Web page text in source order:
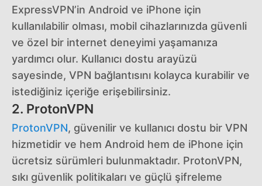
ExpressVPN’in Android ve iPhone için
kullanılabilir olması, mobil cihazlarınızda güvenli
ve özel bir internet deneyimi yaşamanıza
yardımcı olur. Kullanıcı dostu arayüzü
sayesinde, VPN bağlantısını kolayca kurabilir ve
istediğiniz içeriğe erişebilirsiniz.
2. ProtonVPN
ProtonVPN, güvenilir ve kullanıcı dostu bir VPN
hizmetidir ve hem Android hem de iPhone için
ücretsiz sürümleri bulunmaktadır. ProtonVPN,
sıkı güvenlik politikaları ve güçlü şifreleme